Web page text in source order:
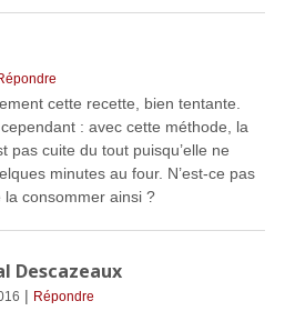
cette recette, bien tentante.
: avec cette méthode, la
pas cuite du tout puisqu’elle ne
minutes au four. N’est-ce pas
la consommer ainsi ?
Descazeaux
| Répondre